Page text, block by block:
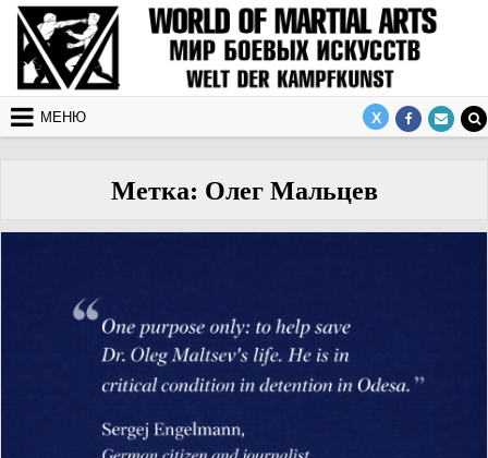
Перейти к содержимому
МЕНЮ
Метка: Олег Мальцев